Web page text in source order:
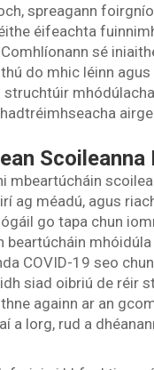
spreagann
éifeachta
sé
do mhic léinn
mbeartúcháin
ag méadú, agus
go tapa chun
COVID-19 seo
siad oibriú de réir
againn ar an
a lorg, rud a